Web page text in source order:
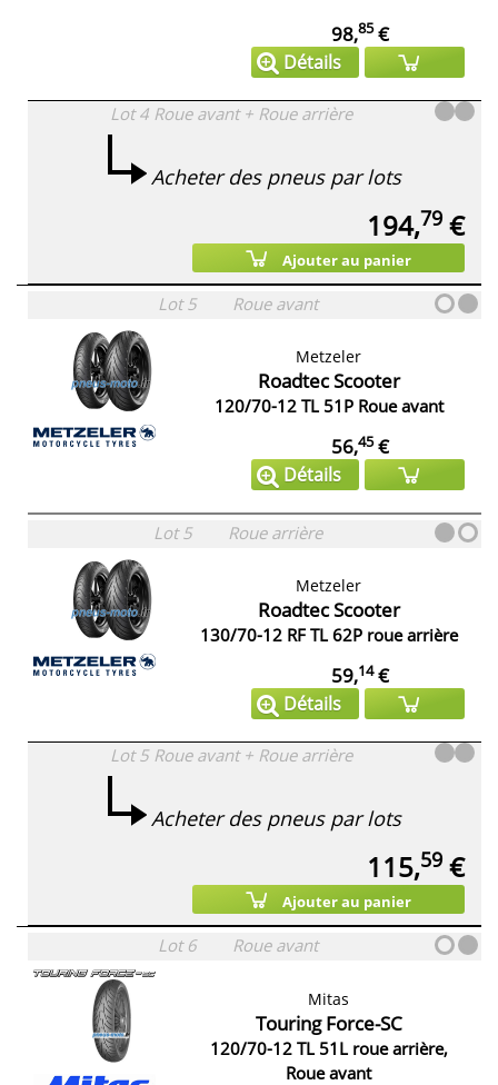
98,85€
Détails
Lot 4 Roue avant + Roue arrière
Acheter des pneus par lots
194,79 €
Ajouter au panier
Lot 5 Roue avant
Metzeler
Roadtec Scooter
120/70-12 TL 51P Roue avant
56,45€
Détails
Lot 5 Roue arrière
Metzeler
Roadtec Scooter
130/70-12 RF TL 62P roue arrière
59,14€
Détails
Lot 5 Roue avant + Roue arrière
Acheter des pneus par lots
115,59 €
Ajouter au panier
Lot 6 Roue avant
Mitas
Touring Force-SC
120/70-12 TL 51L roue arrière,
Roue avant